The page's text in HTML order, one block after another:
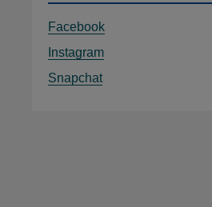
Facebook
Instagram
Snapchat